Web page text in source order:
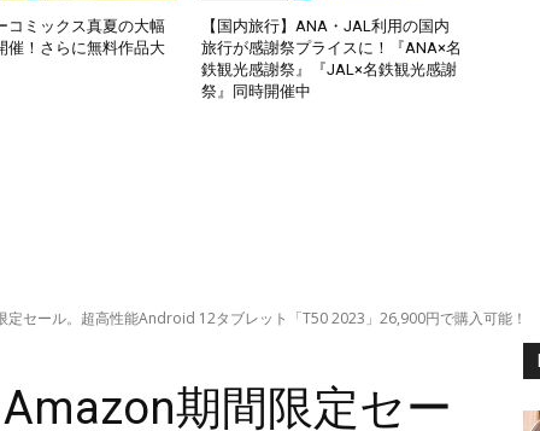
コミックス真夏の大幅
催！さらに無料作品大
【国内旅行】ANA・JAL利用の国内
旅行が感謝祭プライスに！『ANA×名
鉄観光感謝祭』『JAL×名鉄観光感謝
祭』同時開催中